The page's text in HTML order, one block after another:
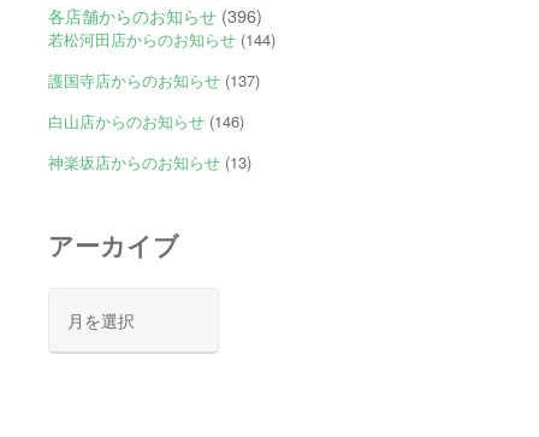
各店舗からのお知らせ(396)
若松河田店からのお知らせ(144)
護国寺店からのお知らせ(137)
白山店からのお知らせ(146)
神楽坂店からのお知らせ(13)
アーカイブ
カ